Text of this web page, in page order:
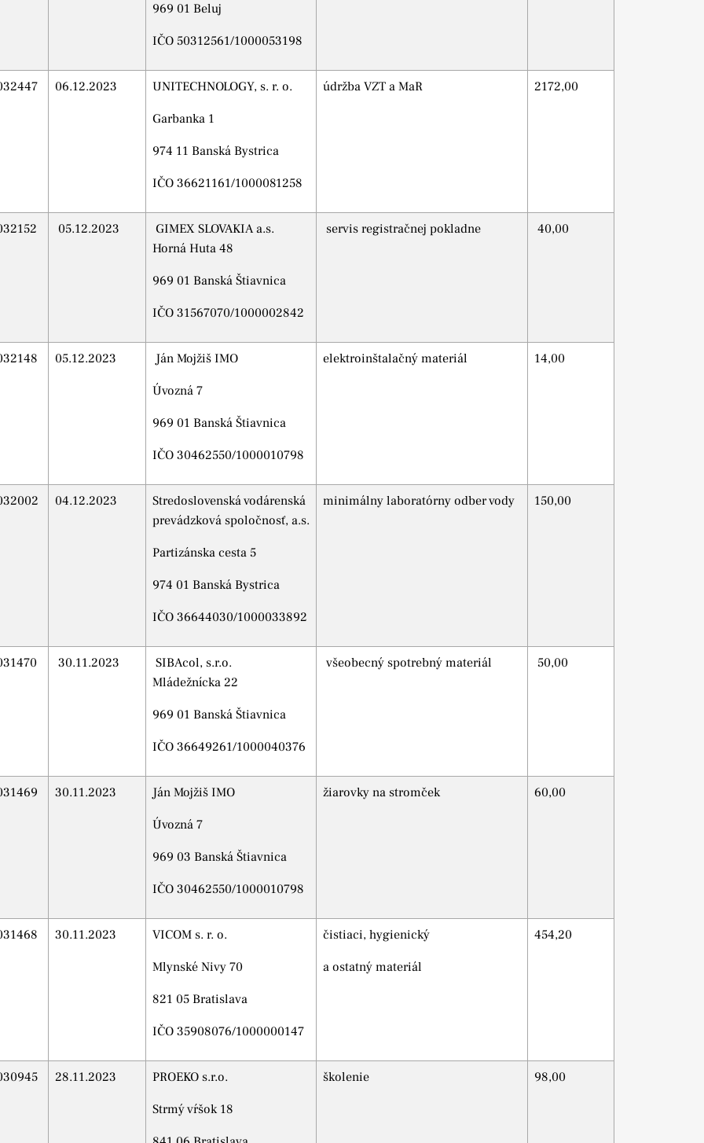
969 01 Beluj
IČO 50312561/1000053198
06.12.2023 UNITECHNOLOGY, s. r. o.
Garbanka 1
974 11 Banská Bystrica
IČO 36621161/1000081258
údržba VZT a MaR 2172,00
05.12.2023
GIMEX SLOVAKIA a.s.
Horná Huta 48
969 01 Banská Štiavnica
IČO 31567070/1000002842
servis registračnej pokladne 40,00
05.12.2023 Ján Mojžiš IMO
Úvozná 7
969 01 Banská Štiavnica
IČO 30462550/1000010798
elektroinštalačný materiál 14,00
04.12.2023
Stredoslovenská vodárenská
prevádzková spoločnosť, a.s.
Partizánska cesta 5
974 01 Banská Bystrica
IČO 36644030/1000033892
minimálny laboratórny odber vody 150,00
30.11.2023
SIBAcol, s.r.o.
Mládežnícka 22
969 01 Banská Štiavnica
IČO 36649261/1000040376
všeobecný spotrebný materiál 50,00
30.11.2023 Ján Mojžiš IMO
Úvozná 7
969 03 Banská Štiavnica
IČO 30462550/1000010798
žiarovky na stromček 60,00
30.11.2023 VICOM s. r. o.
Mlynské Nivy 70
821 05 Bratislava
IČO 35908076/1000000147
čistiaci, hygienický
a ostatný materiál
454,20
28.11.2023 PROEKO s.r.o.
Strmý vŕšok 18
školenie 98,00